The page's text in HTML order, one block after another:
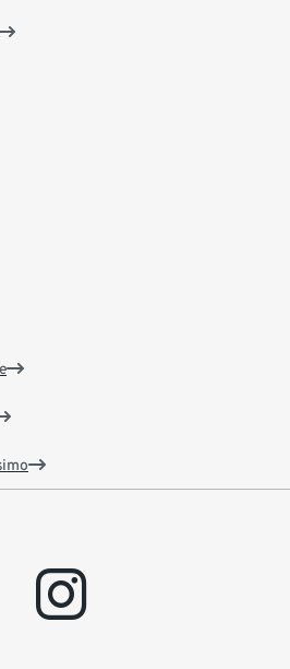
instagram